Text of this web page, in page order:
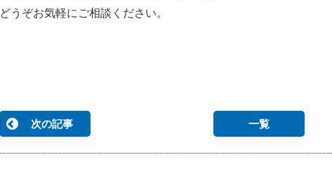
どうぞお気軽にご相談ください。
次の記事 一覧